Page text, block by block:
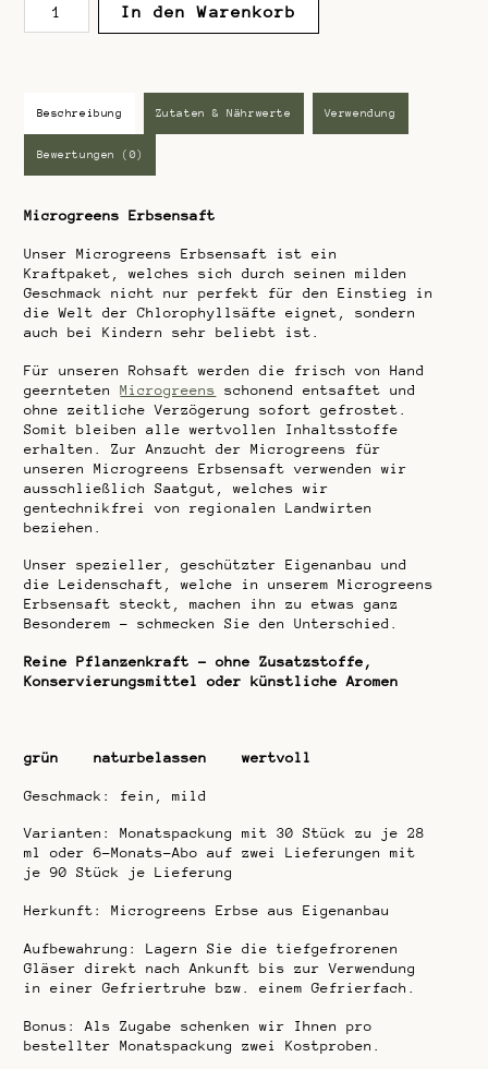
Erbsensaft
In den Warenkorb
Beschreibung Zutaten & Nährwerte Verwendung
Bewertungen (0)
Microgreens Erbsensaft
Unser Microgreens Erbsensaft ist ein
Kraftpaket, welches sich durch seinen milden
Geschmack nicht nur perfekt für den Einstieg in
die Welt der Chlorophyllsäfte eignet, sondern
auch bei Kindern sehr beliebt ist.
Für unseren Rohsaft werden die frisch von Hand
geerntetenMicrogreens
schonend entsaftet und
ohne zeitliche Verzögerung sofort gefrostet.
Somit bleiben alle wertvollen Inhaltsstoffe
erhalten. Zur Anzucht der Microgreens für
unseren Microgreens Erbsensaft verwenden wir
ausschließlich Saatgut, welches wir
gentechnikfrei von regionalen Landwirten
beziehen.
Unser spezieller, geschützter Eigenanbau und
die Leidenschaft, welche in unserem Microgreens
Erbsensaft steckt, machen ihn zu etwas ganz
Besonderem – schmecken Sie den Unterschied.
Reine Pflanzenkraft – ohne Zusatzstoffe,
Konservierungsmittel oder künstliche Aromen
grün naturbelassen wertvoll
Geschmack: fein, mild
Varianten: Monatspackung mit 30 Stück zu je 28
ml oder 6-Monats-Abo auf zwei Lieferungen mit
je 90 Stück je Lieferung
Herkunft: Microgreens Erbse aus Eigenanbau
Aufbewahrung: Lagern Sie die tiefgefrorenen
Gläser direkt nach Ankunft bis zur Verwendung
in einer Gefriertruhe bzw. einem Gefrierfach.
Bonus: Als Zugabe schenken wir Ihnen pro
bestellter Monatspackung zwei Kostproben.